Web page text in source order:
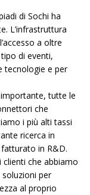
di Sochi ha
L’infrastruttura
a oltre
di eventi,
tecnologie e per
tutte le
che
i più alti tassi
ricerca in
in R&D.
che abbiamo
per
al proprio